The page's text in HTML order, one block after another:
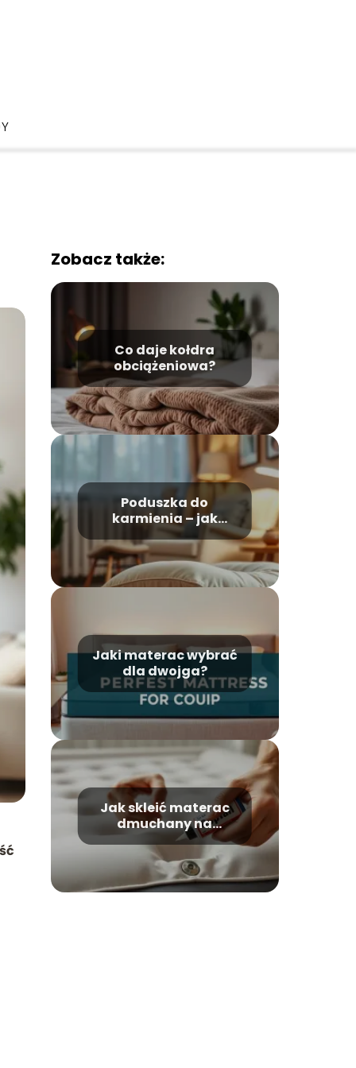
Zobacz także:
Co daje kołdra
obciążeniowa?
Poduszka do
karmienia – jak
używać?
Jaki materac wybrać
dla dwojga?
Jak skleić materac
dmuchany na
zgrzewie?